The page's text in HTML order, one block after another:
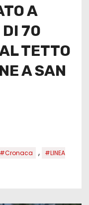
A
DI 70
TETTO
A SAN
#Cronaca ,
#LINEA